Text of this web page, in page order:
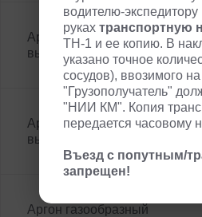
Аргон газообразный
высокой чистоты марка 5.5
Аргон газообразный
высокой чистоты марка 5.5
Аргон газообразный
водителю-
руках транспортную
ТН-1 и ее копию. В
указано точное
сосудов), ввозимого
"Грузополучатель"
"НИИ КМ". Копия
передается часовому
Въезд с попутным/
запрещен!